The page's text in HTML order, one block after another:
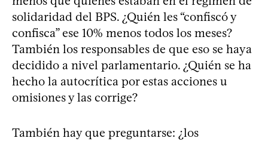
solidaridad del BPS. ¿Quién les “confiscó y
confisca” ese 10% menos todos los meses?
También los responsables de que eso se haya
decidido a nivel parlamentario. ¿Quién se ha
hecho la autocrítica por estas acciones u
omisiones y las corrige?
También hay que preguntarse: ¿los